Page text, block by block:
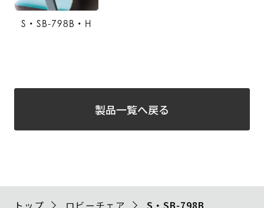
S・SB-798B・H
製品一覧へ戻る
トップ ロビーチェア S・SB-798B